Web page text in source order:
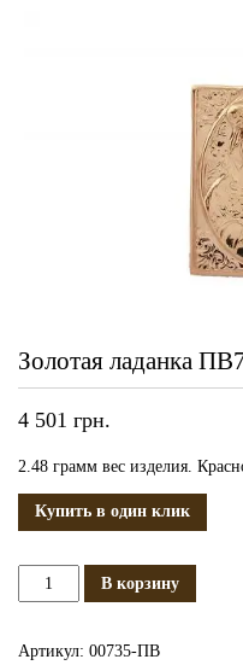
Золотая ладанка
4 501 грн.
2.48 грамм вес изделия.
Купить в один клик
КоличествоВ корзину
Артикул: 00735-ПВ